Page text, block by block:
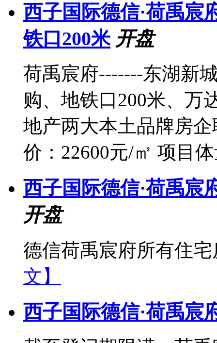
西子国际德信·荷禹宸
铁口200米 开盘
荷禹宸府-------东湖新
购、地铁口200米、万
地产两大本土品牌房
价：22600元/㎡ 项目
西子国际德信·荷禹宸
开盘
德信荷禹宸府所有住
文】
西子国际德信·荷禹宸